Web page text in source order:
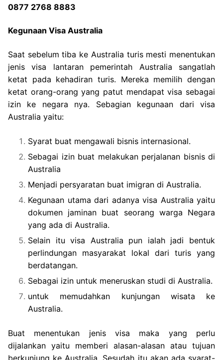
0877 2768 8883
Kegunaan Visa Australia
Saat sebelum tiba ke Australia turis mesti menentukan
jenis visa lantaran pemerintah Australia sangatlah
ketat pada kehadiran turis. Mereka memilih dengan
ketat orang-orang yang patut mendapat visa sebagai
izin ke negara nya. Sebagian kegunaan dari visa
Australia yaitu:
Syarat buat mengawali bisnis internasional.
Sebagai izin buat melakukan perjalanan bisnis di
Australia
Menjadi persyaratan buat imigran di Australia.
Kegunaan utama dari adanya visa Australia yaitu
dokumen jaminan buat seorang warga Negara
yang ada di Australia.
Selain itu visa Australia pun ialah jadi bentuk
perlindungan masyarakat lokal dari turis yang
berdatangan.
Sebagai izin untuk meneruskan studi di Australia.
untuk memudahkan kunjungan wisata ke
Australia.
Buat menentukan jenis visa maka yang perlu
dijalankan yaitu memberi alasan-alasan atau tujuan